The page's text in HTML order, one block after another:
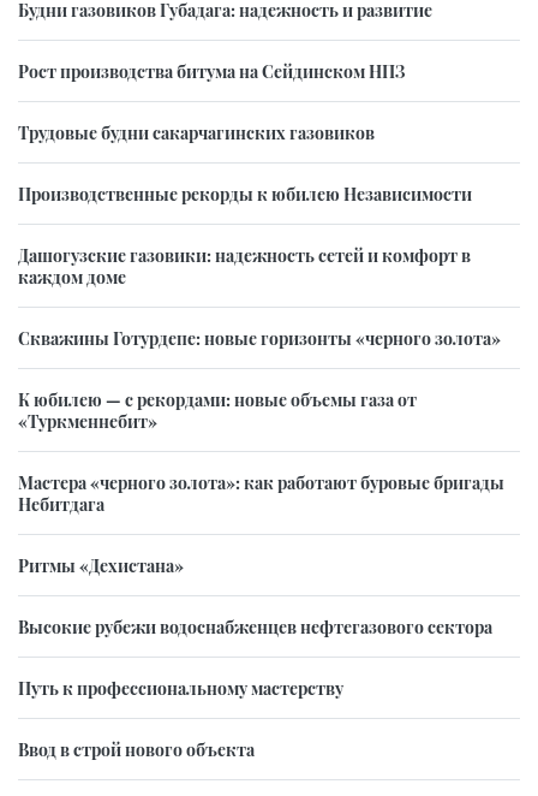
Будни газовиков Губадага: надежность и развитие
Рост производства битума на Сейдинском НПЗ
Трудовые будни сакарчагинских газовиков
Производственные рекорды к юбилею Независимости
Дашогузские газовики: надежность сетей и комфорт в
каждом доме
Скважины Готурдепе: новые горизонты «черного золота»
К юбилею — с рекордами: новые объемы газа от
«Туркменнебит»
Мастера «черного золота»: как работают буровые бригады
Небитдага
Ритмы «Дехистана»
Высокие рубежи водоснабженцев нефтегазового сектора
Путь к профессиональному мастерству
Ввод в строй нового объекта